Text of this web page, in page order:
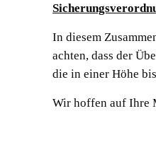
In diesem
achten, dass der
die in einer Höhe
Wir hoffen auf Ihre